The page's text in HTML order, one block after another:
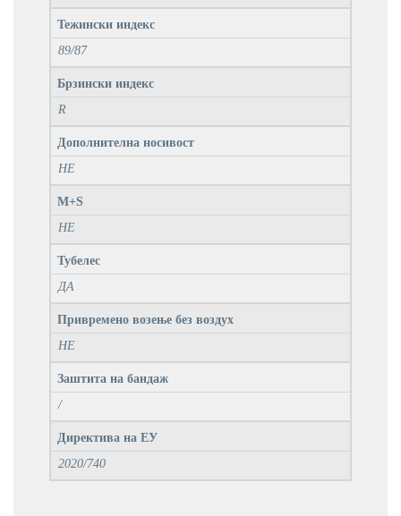
Тежински индекс
89/87
Брзински индекс
R
Дополнителна носивост
НЕ
M+S
НЕ
Тубелес
ДА
Привремено возење без воздух
НЕ
Заштита на бандаж
/
Директива на ЕУ
2020/740